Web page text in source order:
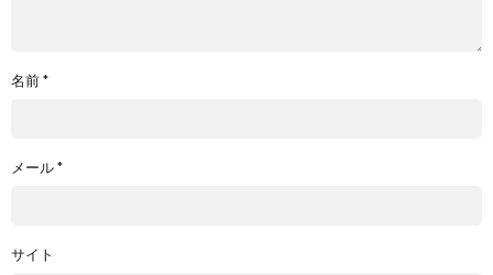
名前*
メール*
サイト